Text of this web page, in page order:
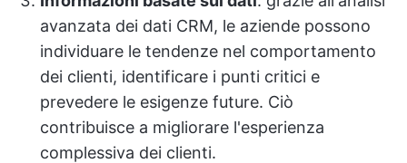
avanzata dei dati CRM, le aziende possono
individuare le tendenze nel comportamento
dei clienti, identificare i punti critici e
prevedere le esigenze future. Ciò
contribuisce a migliorare l'esperienza
complessiva dei clienti.